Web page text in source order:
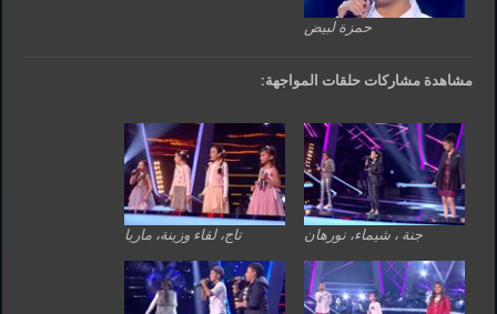
حمزة لبيض
مشاهدة مشاركات حلقات المواجهة:
جنة ، شيماء، نورهان تاج، لقاء وزينة، ماريا